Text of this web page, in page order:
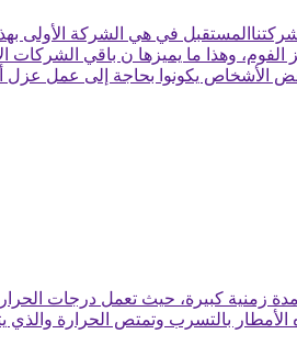
في هي الشركة الأولى
وهذا ما يميزها ن باقي الشركات
الأشخاص يكونوا بحاجة إلى عمل عزل
زمنية كبيرة، حيث تعمل درجات
بالتسرب وتمتص الحرارة والذي